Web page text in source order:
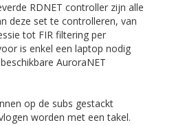
RDNET controller zijn alle
deze set te controlleren, van
tot FIR filtering per
is enkel een laptop nodig
AuroraNET
op de subs gestackt
worden met een takel.